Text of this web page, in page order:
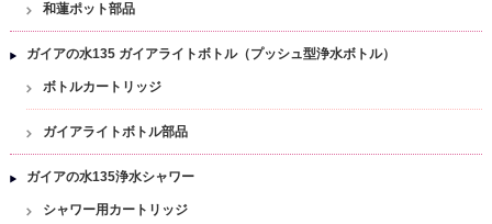
和蓮ポット部品
ガイアの水135 ガイアライトボトル（プッシュ型浄水ボトル）
ボトルカートリッジ
ガイアライトボトル部品
ガイアの水135浄水シャワー
シャワー用カートリッジ